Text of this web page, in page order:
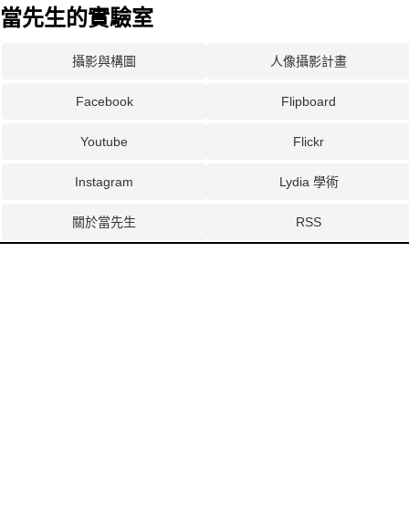
當先生的實驗室
攝影與構圖 人像攝影計畫
Facebook Flipboard
Youtube Flickr
Instagram Lydia 學術
關於當先生 RSS